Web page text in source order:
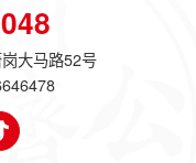
大马路52号